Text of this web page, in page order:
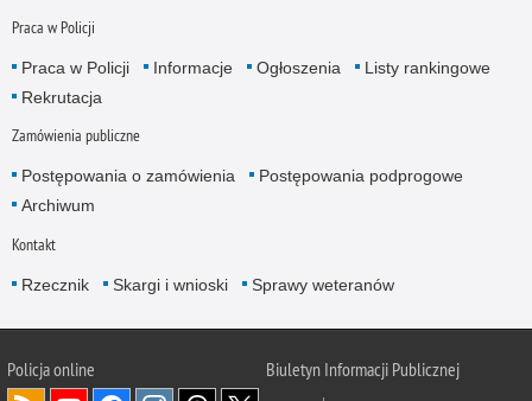
Praca w Policji
Praca w Policji Informacje Ogłoszenia
Listy rankingowe
Rekrutacja
Zamówienia publiczne
Postępowania o zamówienia
Postępowania podprogowe
Archiwum
Kontakt
Rzecznik Skargi i wnioski Sprawy weteranów
Policjaonline
Biuletyn Informacji Publicznej